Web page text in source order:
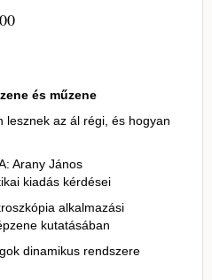
és műzene
lesznek az ál régi, és hogyan
Arany János
kiadás kérdései
alkalmazási
kutatásában
dinamikus rendszere